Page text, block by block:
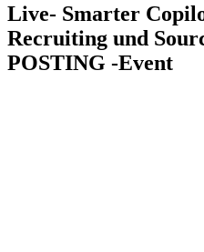
Live- Smarter
Recruiting und
POSTING -Event